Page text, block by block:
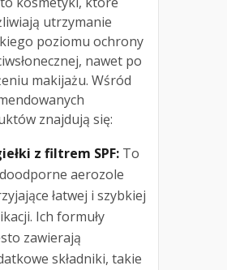
utrzymanie
poziomu ochrony
nawet po
makijażu. Wśród
znajdują się:
z filtrem SPF: To
aerozole
łatwej i szybkiej
Ich formuły
zawierają
składniki, takie